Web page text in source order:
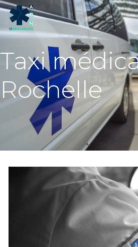
Panneau de gestion des cookies
Taxi
Rochelle